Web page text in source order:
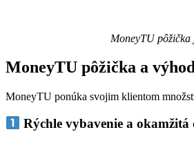
MoneyTU pôžička
MoneyTU pôžička a
MoneyTU ponúka svojim klientom
Rýchle vybavenie a